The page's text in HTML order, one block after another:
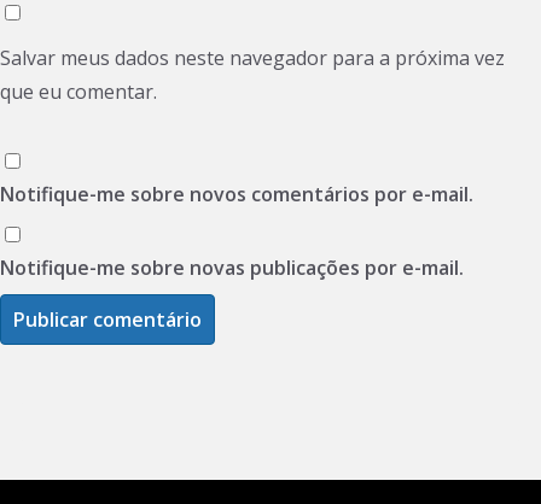
Salvar meus dados neste navegador para a próxima vez
que eu comentar.
Notifique-me sobre novos comentários por e-mail.
Notifique-me sobre novas publicações por e-mail.